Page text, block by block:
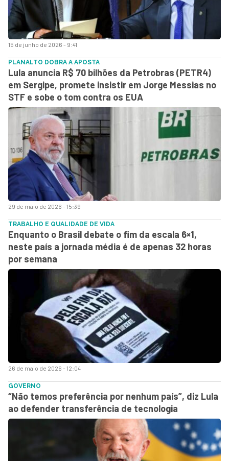
15 de junho de 2026 - 9:41
29 de maio de 2026 - 15:39
PLANALTO DOBRA A APOSTA
Lula anuncia R$ 70 bilhões da Petrobras (PETR4)
em Sergipe, promete insistir em Jorge Messias no
STF e sobe o tom contra os EUA
26 de maio de 2026 - 12:04
TRABALHO E QUALIDADE DE VIDA
Enquanto o Brasil debate o fim da escala 6×1,
neste país a jornada média é de apenas 32 horas
por semana
GOVERNO
“Não temos preferência por nenhum país”, diz Lula
ao defender transferência de tecnologia